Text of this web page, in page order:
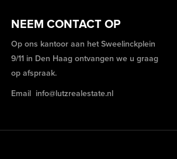
NEEM CONTACT OP
Op ons kantoor aan het Sweelinckplein
9/11 in Den Haag ontvangen we u graag
op afspraak.
Email info@lutzrealestate.nl